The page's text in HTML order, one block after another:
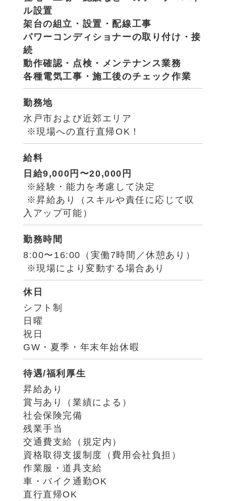
ル設置
架台の組立・設置・配線工事
パワーコンディショナーの取り付け・接
続
動作確認・点検・メンテナンス業務
各種電気工事・施工後のチェック作業
勤務地
水戸市および近郊エリア
※現場への直行直帰OK！
給料
日給9,000円〜20,000円
※経験・能力を考慮して決定
※昇給あり（スキルや責任に応じて収
入アップ可能）
勤務時間
8:00〜16:00（実働7時間／休憩あり）
※現場により変動する場合あり
休日
シフト制
日曜
祝日
GW・夏季・年末年始休暇
待遇/福利厚生
昇給あり
賞与あり（業績による）
社会保険完備
残業手当
交通費支給（規定内）
資格取得支援制度（費用会社負担）
作業服・道具支給
車・バイク通勤OK
直行直帰OK